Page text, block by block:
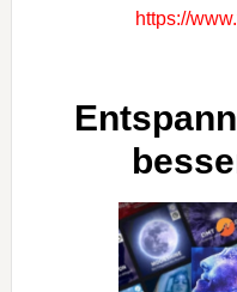
https://